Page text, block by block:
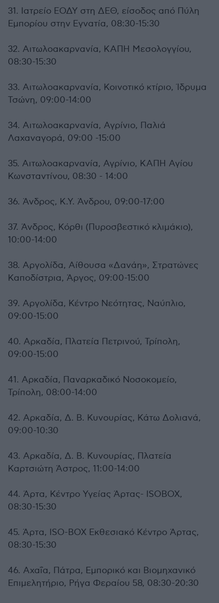
31. Ιατρείο ΕΟΔΥ στη ΔΕΘ, είσοδος από Πύλη
Εμπορίου στην Εγνατία, 08:30-15:30
32. Αιτωλοακαρνανία, ΚΑΠΗ Μεσολογγίου,
08:30-15:30
33. Αιτωλοακαρνανία, Κοινοτικό κτίριο, Ίδρυμα
Τσώνη, 09:00-14:00
34. Αιτωλοακαρνανία, Αγρίνιο, Παλιά
Λαχαναγορά, 09:00 -15:00
35. Αιτωλοακαρνανία, Αγρίνιο, ΚΑΠΗ Αγίου
Κωνσταντίνου, 08:30 - 14:00
36. Άνδρος, Κ.Υ. Άνδρου, 09:00-17:00
37. Άνδρος, Κόρθι (Πυροσβεστικό κλιμάκιο),
10:00-14:00
38. Αργολίδα, Αίθουσα «Δανάη», Στρατώνες
Καποδίστρια, Άργος, 09:00-15:00
39. Αργολίδα, Κέντρο Νεότητας, Ναύπλιο,
09:00-15:00
40. Αρκαδία, Πλατεία Πετρινού, Τρίπολη,
09:00-15:00
41. Αρκαδία, Παναρκαδικό Νοσοκομείο,
Τρίπολη, 08:00-14:00
42. Αρκαδία, Δ. Β. Κυνουρίας, Κάτω Δολιανά,
09:00-10:30
43. Αρκαδία, Δ. Β. Κυνουρίας, Πλατεία
Καρτσιώτη Άστρος, 11:00-14:00
44. Άρτα, Κέντρο Υγείας Άρτας- ISOBOX,
08:30-15:30
45. Άρτα, ISO-BOX Εκθεσιακό Κέντρο Άρτας,
08:30-15:30
46. Αχαΐα, Πάτρα, Εμπορικό και Βιομηχανικό
Επιμελητήριο, Ρήγα Φεραίου 58, 08:30-20:30